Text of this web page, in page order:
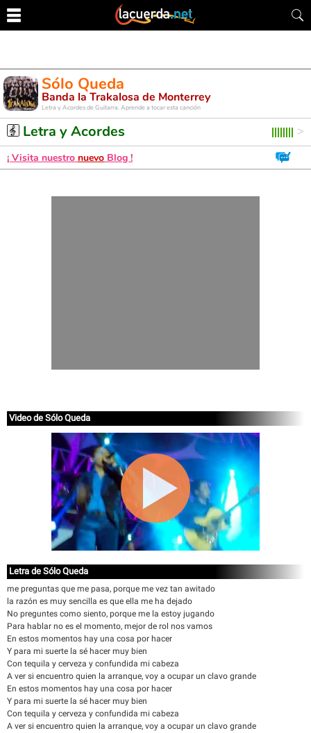
Sólo Queda
Banda la Trakalosa de Monterrey
Letra y Acordes de Guitarra. Aprende a tocar esta canción
Letra y Acordes
¡ Visita nuestro nuevo Blog !
Video de Sólo Queda
Letra de Sólo Queda
me preguntas que me pasa, porque me vez tan awitado
la razón es muy sencilla es que ella me ha dejado
No preguntes como siento, porque me la estoy jugando
Para hablar no es el momento, mejor de rol nos vamos
En estos momentos hay una cosa por hacer
Y para mi suerte la sé hacer muy bien
Con tequila y cerveza y confundida mi cabeza
A ver si encuentro quien la arranque, voy a ocupar un clavo grande
En estos momentos hay una cosa por hacer
Y para mi suerte la sé hacer muy bien
Con tequila y cerveza y confundida mi cabeza
A ver si encuentro quien la arranque, voy a ocupar un clavo grande